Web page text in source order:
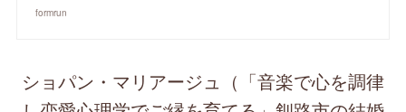
formrun
ショパン・マリアージュ（「音楽で心を調律